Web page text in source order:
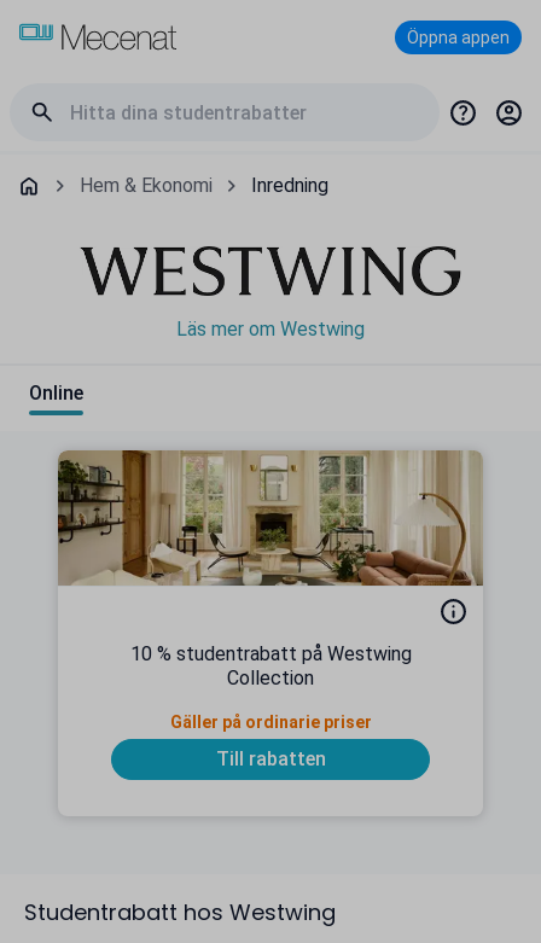
Öppna appen
Hem & Ekonomi Inredning
Läs mer om Westwing
Online
10 % studentrabatt på Westwing
Collection
Gäller på ordinarie priser
Till rabatten
Studentrabatt hos Westwing